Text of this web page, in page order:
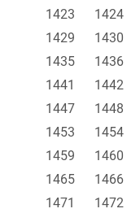
1423
1424
1429
1430
1435
1436
1441
1442
1447
1448
1453
1454
1459
1460
1465
1466
1471
1472